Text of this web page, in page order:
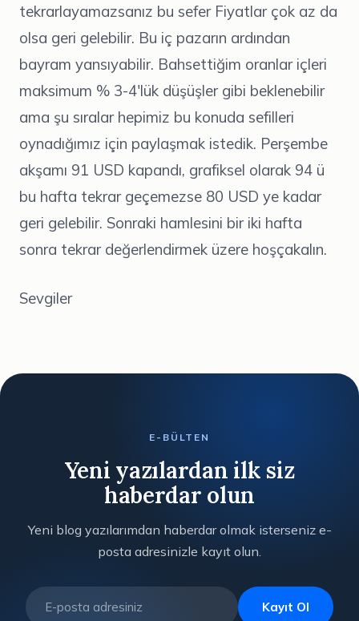
tekrarlayamazsanız bu sefer Fiyatlar çok az da
olsa geri gelebilir. Bu iç pazarın ardından
bayram yansıyabilir. Bahsettiğim oranlar içleri
maksimum % 3-4'lük düşüşler gibi beklenebilir
ama şu sıralar hepimiz bu konuda sefilleri
oynadığımız için paylaşmak istedik. Perşembe
akşamı 91 USD kapandı, grafiksel olarak 94 ü
bu hafta tekrar geçemezse 80 USD ye kadar
geri gelebilir. Sonraki hamlesini bir iki hafta
sonra tekrar değerlendirmek üzere hoşçakalın.
Sevgiler
E-BÜLTEN
Yeni yazılardan ilk siz
haberdar olun
Yeni blog yazılarımdan haberdar olmak isterseniz e-
posta adresinizle kayıt olun.
Kayıt Ol